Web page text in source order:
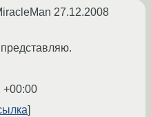
27.12.2008
+00:00